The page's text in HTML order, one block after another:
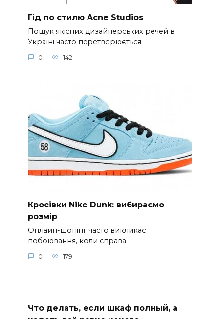
Гід по стилю Acne Studios
Пошук якісних дизайнерських речей в
Україні часто перетворюється
0 142
Кросівки Nike Dunk: вибираємо
розмір
Онлайн-шопінг часто викликає
побоювання, коли справа
0 179
Что делать, если шкаф полный, а